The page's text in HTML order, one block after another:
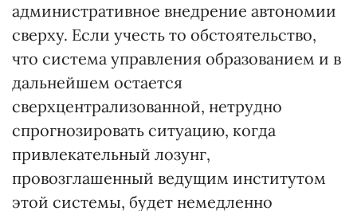
административное внедрение автономии
сверху. Если учесть то обстоятельство,
что система управления образованием и в
дальнейшем остается
сверхцентрализованной, нетрудно
спрогнозировать ситуацию, когда
привлекательный лозунг,
провозглашенный ведущим институтом
этой системы, будет немедленно